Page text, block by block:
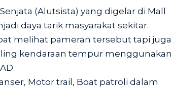
(Alutsista) yang digelar di Mall
daya tarik masyarakat sekitar.
melihat pameran tersebut tapi juga
kendaraan tempur menggunakan
Motor trail, Boat patroli dalam